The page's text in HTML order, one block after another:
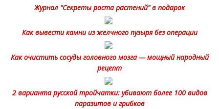
Журнал "Секреты роста растений" в подарок
Как вывести камни из желчного пузыря без операции
Как очистить сосуды головного мозга — мощный народный
рецепт
2 варианта русской тройчатки: убивают более 100 видов
паразитов и грибков